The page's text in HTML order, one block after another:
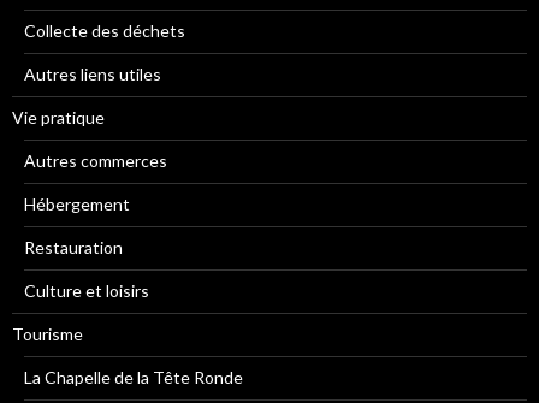
Collecte des déchets
Autres liens utiles
Vie pratique
Autres commerces
Hébergement
Restauration
Culture et loisirs
Tourisme
La Chapelle de la Tête Ronde